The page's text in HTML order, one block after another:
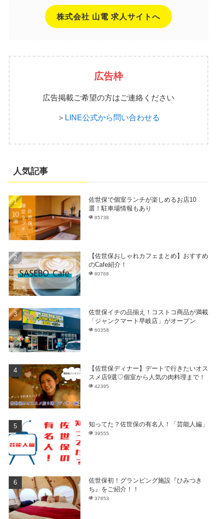
株式会社 山電 求人サイトへ
広告枠
広告掲載ご希望の方はご連絡ください
＞ LINE公式から問い合わせる
人気記事
佐世保で個室ランチが楽しめるお店10
選！駐車場情報もあり
85738
【佐世保おしゃれカフェまとめ】おすすめ
のCafe紹介！
80768
佐世保イチの品揃え！コストコ商品が満載
「ジャンクマート早岐店」がオープン
60358
【佐世保ディナー】デートで行きたいオス
スメ店9選♡個室から人気の肉料理まで！
42395
知ってた？佐世保の有名人！「芸能人編」
39555
佐世保初！グランピング施設『ひみつき
ち』をご紹介！！
37853